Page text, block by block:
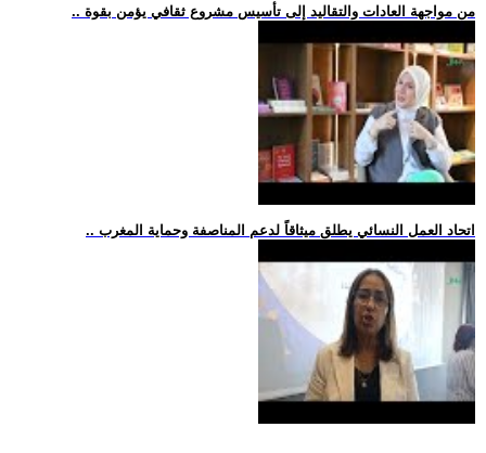
.. من مواجهة العادات والتقاليد إلى تأسيس مشروع ثقافي يؤمن بقوة
.. اتحاد العمل النسائي يطلق ميثاقاً لدعم المناصفة وحماية المغرب